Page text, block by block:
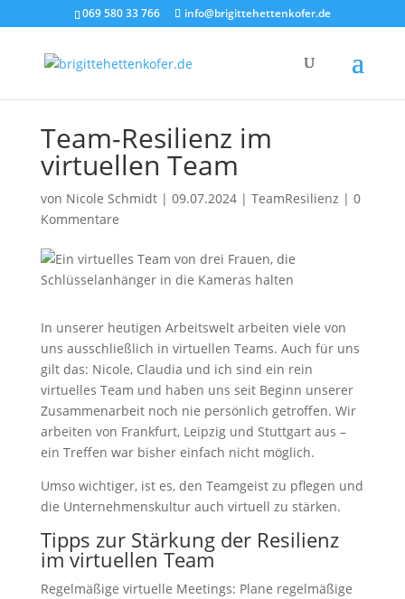
069 580 33 766 info@brigittehettenkofer.de
Team-Resilienz im
virtuellen Team
von Nicole Schmidt| 09.07.2024| TeamResilienz | 0
Kommentare
In unserer heutigen Arbeitswelt arbeiten viele von
uns ausschließlich in virtuellen Teams. Auch für uns
gilt das: Nicole, Claudia und ich sind ein rein
virtuelles Team und haben uns seit Beginn unserer
Zusammenarbeit noch nie persönlich getroffen. Wir
arbeiten von Frankfurt, Leipzig und Stuttgart aus –
ein Treffen war bisher einfach nicht möglich.
Umso wichtiger, ist es, den Teamgeist zu pflegen und
die Unternehmenskultur auch virtuell zu stärken.
Tipps zur Stärkung der Resilienz
im virtuellen Team
Regelmäßige virtuelle Meetings: Plane regelmäßige